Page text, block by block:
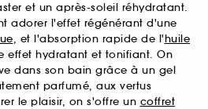
et un après-soleil réhydratant.
adorer l'effet régénérant d'une
, et l'absorption rapide de l'huile
effet hydratant et tonifiant. On
dans son bain grâce à un gel
parfumé, aux vertus
le plaisir, on s'offre un coffret